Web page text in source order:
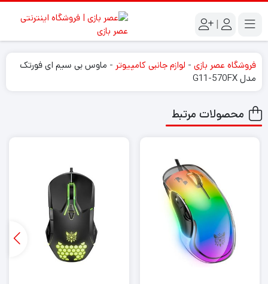
|
فروشگاه عصر بازی - لوازم جانبی کامپیوتر - ماوس بی سیم ای فورتک
مدل G11-570FX
محصولات مرتبط